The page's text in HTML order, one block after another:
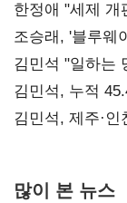
한정애 "세제
조승래, '블루웨
통감"
김민석 "일하는
김민석, 누적
0.86%p(2보)
김민석, 제주·
많이 본 뉴스